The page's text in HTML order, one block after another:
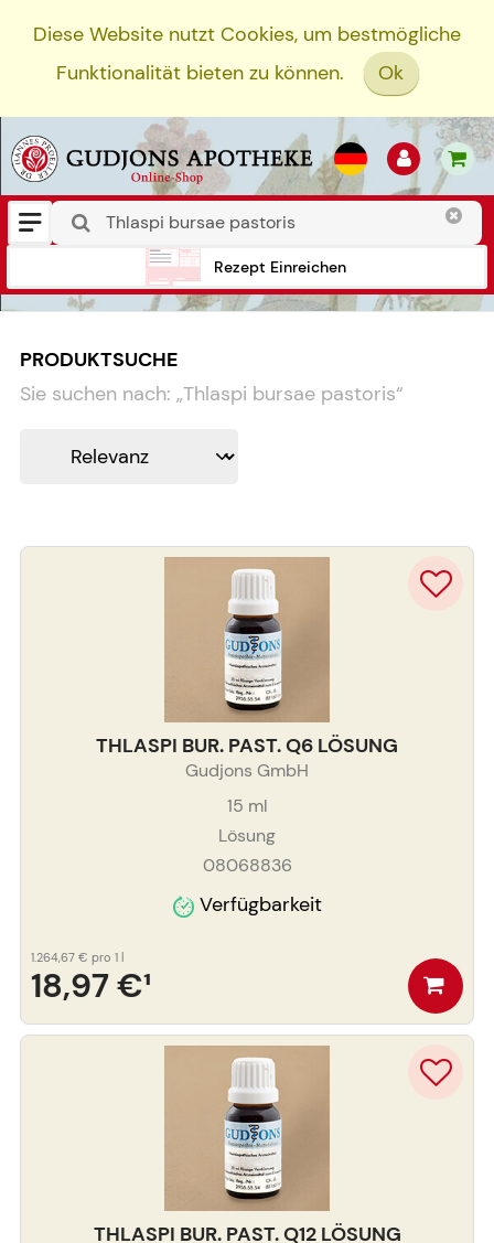
Diese Website nutzt Cookies, um bestmögliche
Funktionalität bieten zu können.
Ok
Rezept Einreichen
PRODUKTSUCHE
Sie suchen nach: „Thlaspi bursae pastoris“
THLASPI BUR. PAST. Q6 LÖSUNG
Gudjons GmbH
15 ml
Lösung
08068836
Verfügbarkeit
18,97 €¹
1.264,67 € pro 1 l
THLASPI BUR. PAST. Q12 LÖSUNG